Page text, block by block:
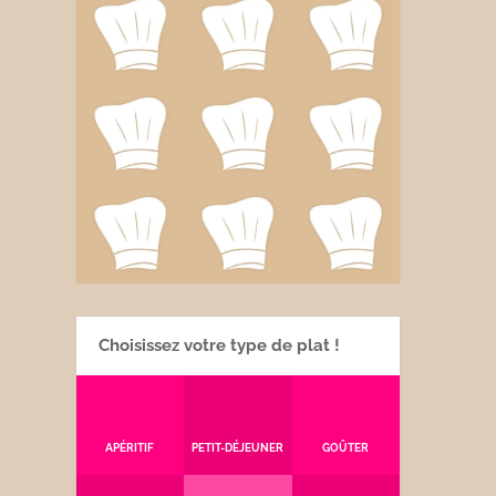
Choisissez votre type de plat !
APÉRITIF PETIT-DÉJEUNER GOÛTER